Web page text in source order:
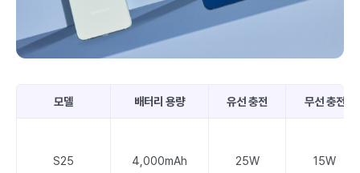
모델 배터리 용량 유선 충전 무선 충전
S25 4,000mAh 25W 15W